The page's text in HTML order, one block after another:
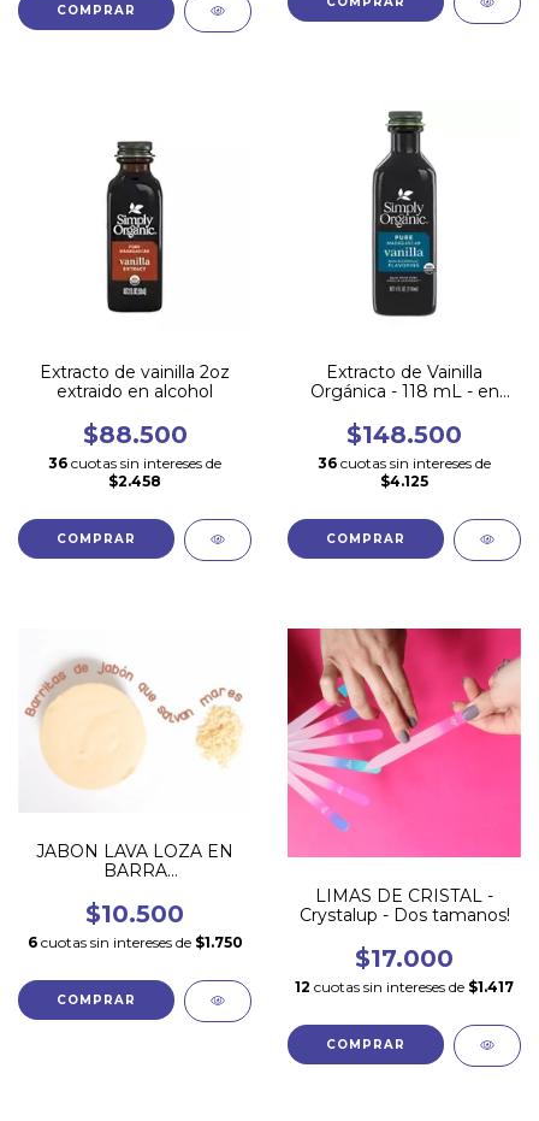
Extracto de vainilla 2oz
extraido en alcohol
$88.500
36 cuotas sin intereses de
$2.458
Extracto de Vainilla
Orgánica - 118 mL - en
$148.500
36 cuotas sin intereses de
$4.125
JABON LAVA LOZA EN
BARRA
GR
$10.500
6 cuotas sin intereses de $1.750
LIMAS DE CRISTAL -
Crystalup - Dos tamanos!
$17.000
12 cuotas sin intereses de $1.417
COMPRAR